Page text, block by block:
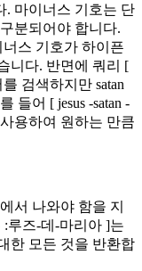
. 마이너스 기호는 단
분되어야 합니다.
너스 기호가 하이픈
니다. 반면에 쿼리 [
를 검색하지만 satan
들어 [ jesus -satan -
용하여 원하는 만큼
서 나와야 함을 지
루즈-데-마리아 ]는
한 모든 것을 반환합